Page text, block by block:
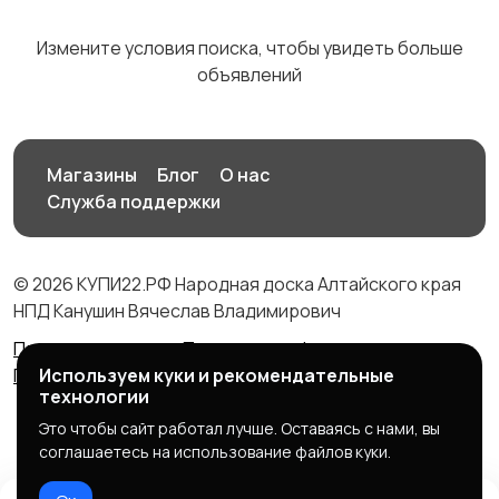
Финансы
Юриспруденция
Измените условия поиска, чтобы увидеть больше
объявлений
Магазины Блог
О нас
Служба поддержки
© 2026 КУПИ22.РФ Народная доска Алтайского края
НПД Канушин Вячеслав Владимирович
Правила сервиса
Политика конфиденциальности
Политика использования cookie
Используем куки и рекомендательные
технологии
Это чтобы сайт работал лучше. Оставаясь с нами, вы
соглашаетесь на использование файлов куки.